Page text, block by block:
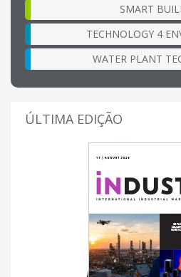
SMART
TECHNOLOGY 4
WATER PLANT
ÚLTIMA EDIÇÃO